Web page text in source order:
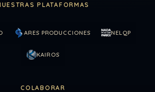
PLATAFORMAS
ARES PRODUCCIONES NELQP
KAIROS
COLABORAR